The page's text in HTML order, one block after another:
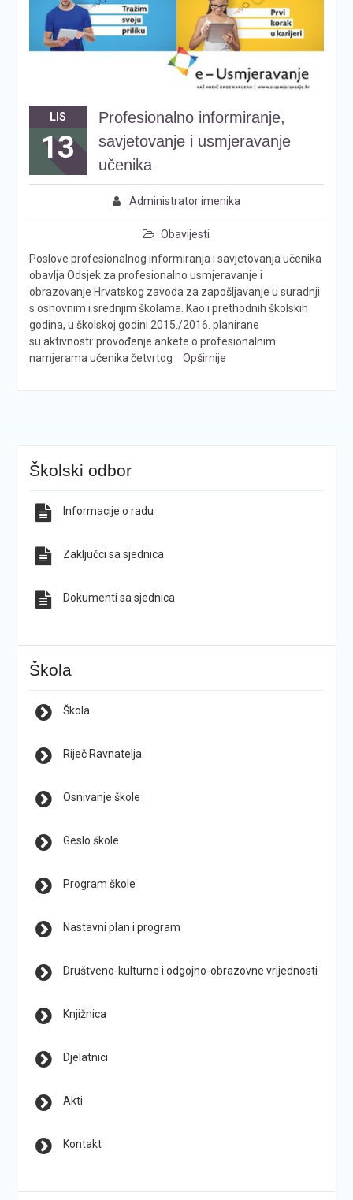
LIS
13
Profesionalno informiranje,
savjetovanje i usmjeravanje
učenika
Administrator imenika
Obavijesti
Poslove profesionalnog informiranja i savjetovanja učenika
obavlja Odsjek za profesionalno usmjeravanje i
obrazovanje Hrvatskog zavoda za zapošljavanje u suradnji
s osnovnim i srednjim školama. Kao i prethodnih školskih
godina, u školskoj godini 2015./2016. planirane
su aktivnosti: provođenje ankete o profesionalnim
namjerama učenika četvrtog
Opširnije
Školski odbor
Informacije o radu
Zaključci sa sjednica
Dokumenti sa sjednica
Škola
Škola
Riječ Ravnatelja
Osnivanje škole
Geslo škole
Program škole
Nastavni plan i program
Društveno-kulturne i odgojno-obrazovne vrijednosti
Knjižnica
Djelatnici
Akti
Kontakt